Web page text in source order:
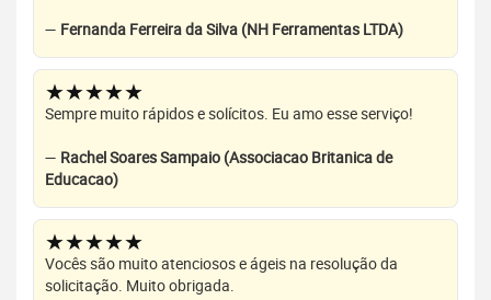
— Fernanda Ferreira da Silva (NH Ferramentas LTDA)
★★★★★
Sempre muito rápidos e solícitos. Eu amo esse serviço!
— Rachel Soares Sampaio (Associacao Britanica de
Educacao)
★★★★★
Vocês são muito atenciosos e ágeis na resolução da
solicitação. Muito obrigada.